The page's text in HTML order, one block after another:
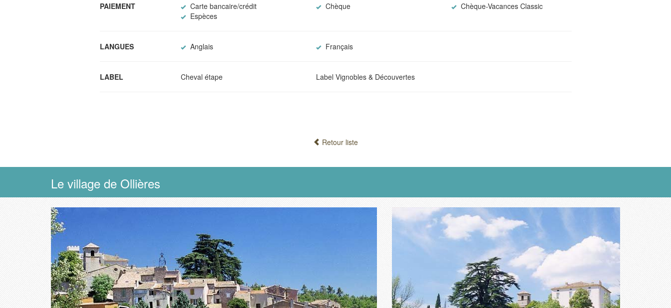
PAIEMENT Carte bancaire/crédit Chèque
Chèque-Vacances Classic
Espèces
LANGUES Anglais Français
LABEL Cheval étape Label Vignobles & Découvertes
Retour liste
Le village de Ollières